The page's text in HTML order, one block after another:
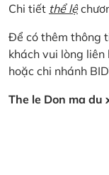
Chi tiết thể lệ
Để có thêm thông
khách vui lòng
hoặc chi nhánh
The le Don ma du